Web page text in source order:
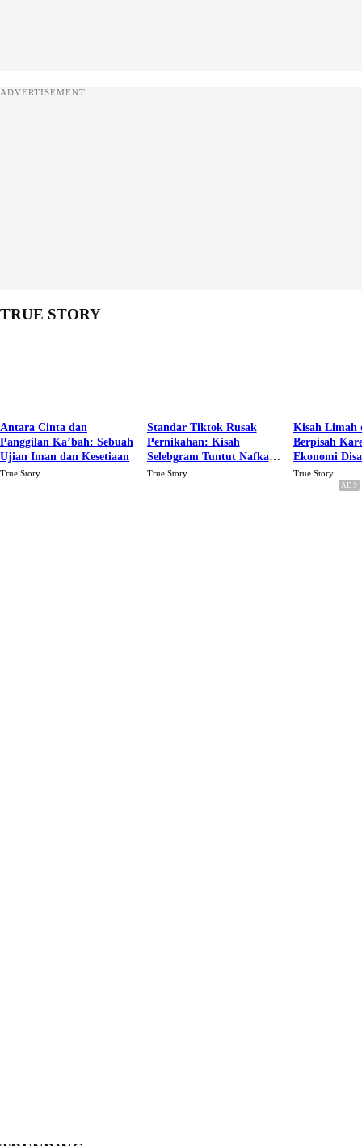
ADVERTISEMENT
TRUE STORY
Antara Cinta dan
Panggilan Ka’bah: Sebuah
Ujian Iman dan Kesetiaan
True Story
Standar Tiktok Rusak
Pernikahan: Kisah
Selebgram Tuntut Nafkah
Rp.15 Juta Perbulan
True Story
Kisah Limah
Berpisah
Ekonomi
Karena Cinta
True Story